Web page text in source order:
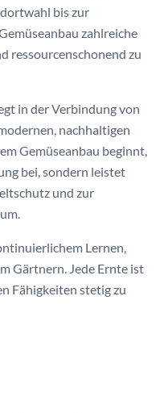
bis zur
zahlreiche
ressourcenschonend zu
in der Verbindung von
nachhaltigen
Gemüseanbau beginnt,
bei, sondern leistet
und zur
Lernen,
Gärtnern. Jede Ernte ist
Fähigkeiten stetig zu